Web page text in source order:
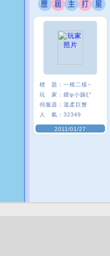
標 題： 一模二樣~
玩 家： 鑀ψ小蹦ξ°
伺服器： 溫柔巨蟹
人 氣： 32349
2011/01/27